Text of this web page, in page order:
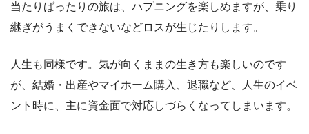
当たりばったりの旅は、ハプニングを楽しめますが、乗り
継ぎがうまくできないなどロスが生じたりします。
人生も同様です。気が向くままの生き方も楽しいのです
が、結婚・出産やマイホーム購入、退職など、人生のイベ
ント時に、主に資金面で対応しづらくなってしまいます。